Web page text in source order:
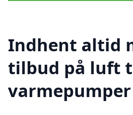
Indhent altid
tilbud på luft